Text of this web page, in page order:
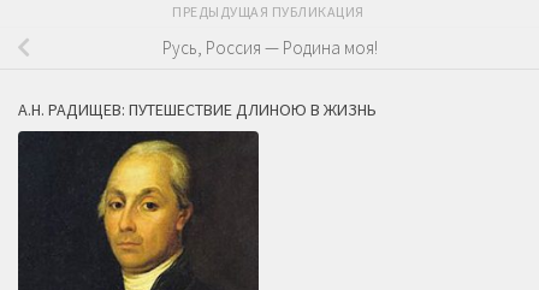
ПРЕДЫДУЩАЯ ПУБЛИКАЦИЯ
Русь, Россия — Родина моя!
А.Н. РАДИЩЕВ: ПУТЕШЕСТВИЕ ДЛИНОЮ В ЖИЗНЬ